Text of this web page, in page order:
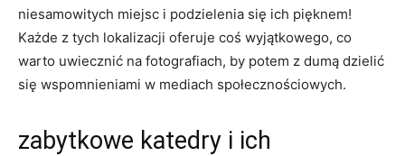
‍niesamowitych miejsc i podzielenia się ich ‌pięknem!
Każde ⁤z tych lokalizacji oferuje coś wyjątkowego, co
warto uwiecznić ​na fotografiach, by potem z ‌dumą dzielić
się‍ wspomnieniami w​ mediach społecznościowych.
zabytkowe katedry i ich